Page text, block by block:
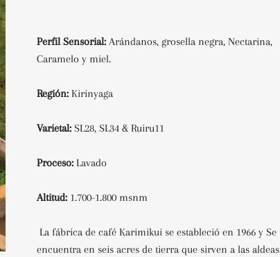
Perfil Sensorial: Arándanos, grosella negra, Nectarina,
Caramelo y miel.
Región: Kirinyaga
Varietal: SL28, SL34 & Ruiru11
Proceso:Lavado
Altitud: 1.700-1.800 msnm
La fábrica de café Karimikui se estableció en 1966 y Se
encuentra en seis acres de tierra que sirven a las aldeas